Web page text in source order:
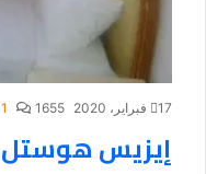
17 فبراير، 2020 1655
1
إيزيس هوستل 2